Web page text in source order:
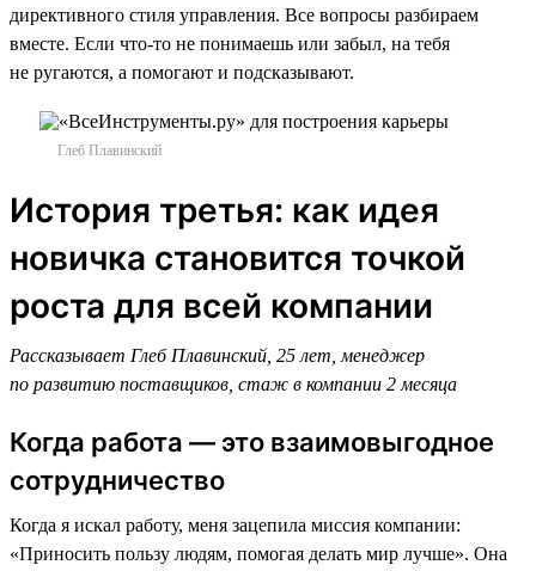
директивного стиля управления. Все вопросы разбираем
вместе. Если что-то не понимаешь или забыл, на тебя
не ругаются, а помогают и подсказывают.
Глеб Плавинский
История третья: как идея
новичка становится точкой
роста для всей компании
Рассказывает Глеб Плавинский, 25 лет, менеджер
по развитию поставщиков, стаж в компании 2 месяца
Когда работа — это взаимовыгодное
сотрудничество
Когда я искал работу, меня зацепила миссия компании:
«Приносить пользу людям, помогая делать мир лучше». Она